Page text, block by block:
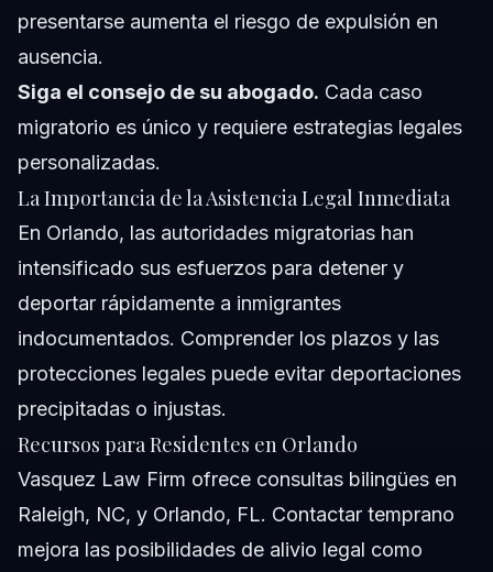
presentarse aumenta el riesgo de expulsión en
ausencia.
Siga el consejo de su abogado. Cada caso
migratorio es único y requiere estrategias legales
personalizadas.
La Importancia de la Asistencia Legal Inmediata
En Orlando, las autoridades migratorias han
intensificado sus esfuerzos para detener y
deportar rápidamente a inmigrantes
indocumentados. Comprender los plazos y las
protecciones legales puede evitar deportaciones
precipitadas o injustas.
Recursos para Residentes en Orlando
Vasquez Law Firm ofrece consultas bilingües en
Raleigh, NC, y Orlando, FL. Contactar temprano
mejora las posibilidades de alivio legal como